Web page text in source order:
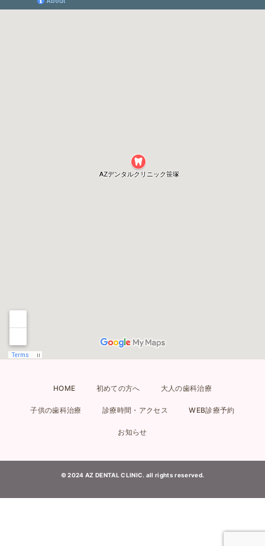
HOME 初めての方へ 大人の歯科治療
子供の歯科治療 診療時間・アクセス WEB診療予約
お知らせ
© 2024 AZ DENTAL CLINIC. all rights reserved.